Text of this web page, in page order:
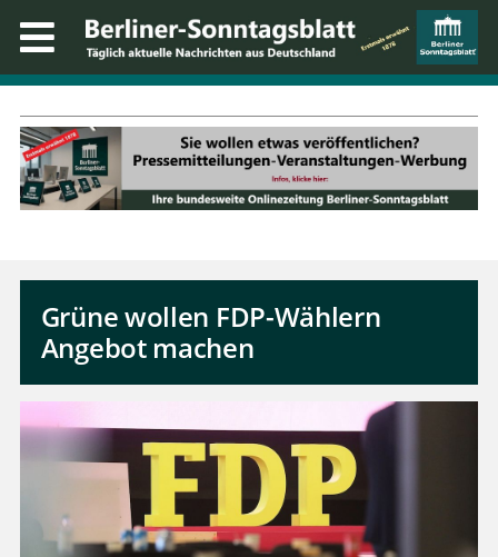
Grüne wollen FDP-Wählern
Angebot machen